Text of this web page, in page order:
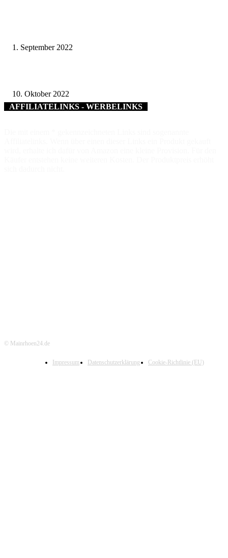
1. September 2022
10. Oktober 2022
AFFILIATELINKS - WERBELINKS
© Mainrhoen24.de
Impressum Datenschutzerklärung Cookie-Richtlinie (EU)